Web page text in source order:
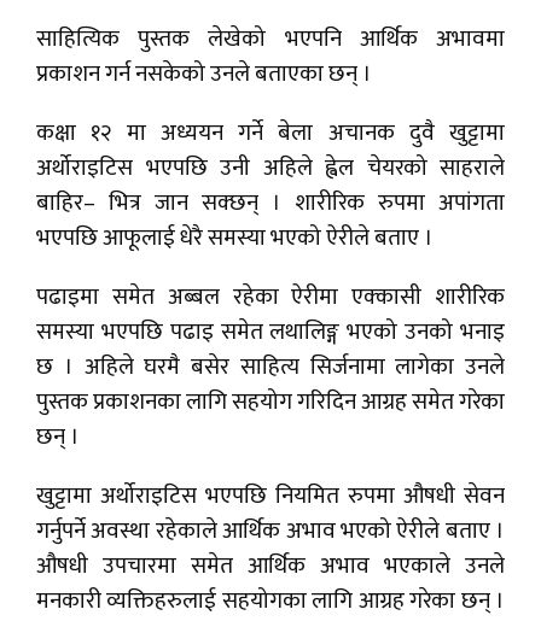
साहित्यिक पुस्तक लेखेको भएपनि आर्थिक अभावमा
प्रकाशन गर्न नसकेको उनले बताएका छन् ।
कक्षा १२ मा अध्ययन गर्ने बेला अचानक दुवै खुट्टामा
अर्थोराइटिस भएपछि उनी अहिले ह्वेल चेयरको साहराले
बाहिर– भित्र जान सक्छन् । शारीरिक रुपमा अपांगता
भएपछि आफूलाई धेरै समस्या भएको ऐरीले बताए ।
पढाइमा समेत अब्बल रहेका ऐरीमा एक्कासी शारीरिक
समस्या भएपछि पढाइ समेत लथालिङ्ग भएको उनको भनाइ
छ । अहिले घरमै बसेर साहित्य सिर्जनामा लागेका उनले
पुस्तक प्रकाशनका लागि सहयोग गरिदिन आग्रह समेत गरेका
छन् ।
खुट्टामा अर्थोराइटिस भएपछि नियमित रुपमा औषधी सेवन
गर्नुपर्ने अवस्था रहेकाले आर्थिक अभाव भएको ऐरीले बताए ।
औषधी उपचारमा समेत आर्थिक अभाव भएकाले उनले
मनकारी व्यक्तिहरुलाई सहयोगका लागि आग्रह गरेका छन् ।